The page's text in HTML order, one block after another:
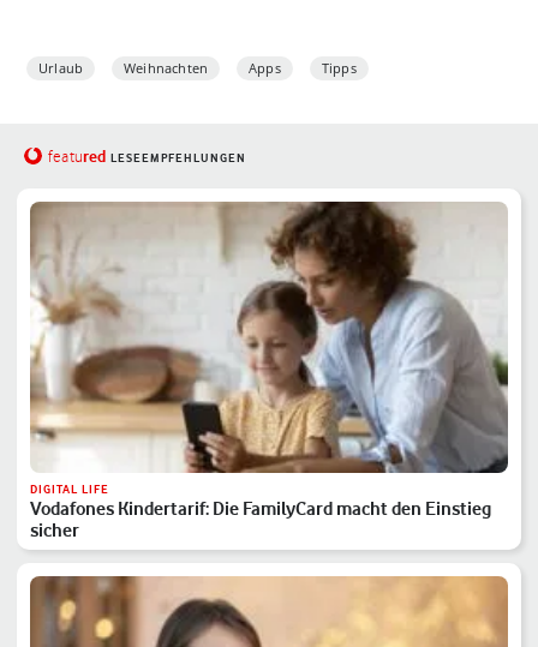
Urlaub Weihnachten Apps Tipps
featured LESEEMPFEHLUNGEN
DIGITAL LIFE
Vodafones Kindertarif: Die FamilyCard macht den Einstieg
sicher